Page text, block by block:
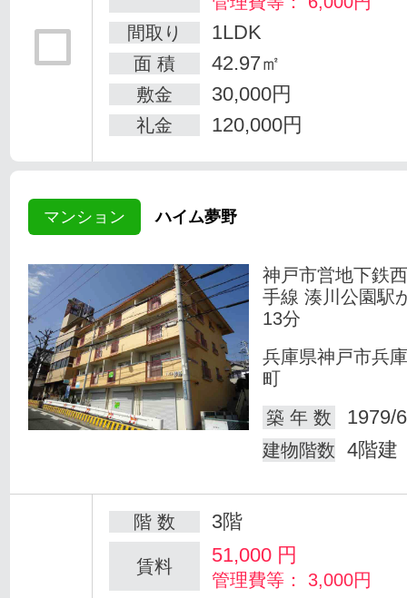
間取り
1LDK
面 積 42.97㎡
敷金 30,000円
礼金 120,000円
マンション ハイム夢野
神戸市営地下鉄
手線 湊川公園駅
13分
兵庫県神戸市兵
町
築 年 数
1979/
建物階数 4階建
階 数 3階
賃料 51,000 円
管理費等： 3,000円